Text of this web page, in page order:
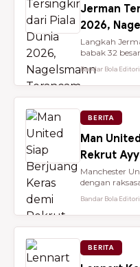
Jerman
2026,
Langkah
babak 32
Bandar Bola
BERITA
Man
Rekrut
Manchester
dengan
Bandar Bola
BERITA